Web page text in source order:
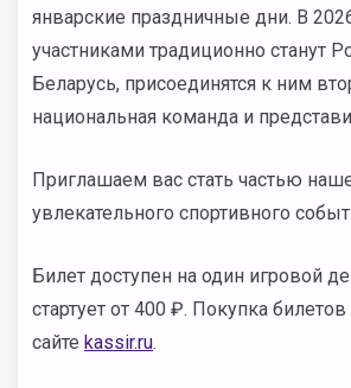
январские праздничные дни. В
участниками традиционно станут
Беларусь, присоединятся к ним
национальная команда и
Приглашаем вас стать частью
увлекательного спортивного
Билет доступен на один игровой
стартует от 400 ₽. Покупка
сайте kassir.ru.